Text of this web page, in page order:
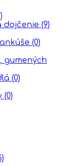
dojčenie (9)
(0)
gumených
(0)
(0)